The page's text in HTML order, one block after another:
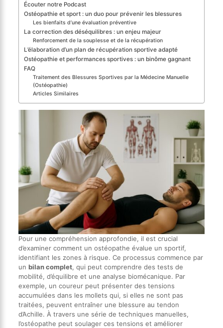
Écouter notre Podcast
Ostéopathie et sport : un duo pour prévenir les blessures
Les bienfaits d’une évaluation préventive
La correction des déséquilibres : un enjeu majeur
Renforcement de la souplesse et de la récupération
L’élaboration d’un plan de récupération sportive adapté
Ostéopathie et performances sportives : un binôme gagnant
FAQ
Traitement des Blessures Sportives par la Médecine Manuelle
(Ostéopathie)
Articles Similaires
Pour une compréhension approfondie, il est crucial
d’examiner comment un ostéopathe évalue un sportif,
identifiant les zones à risque. Ce processus commence par
un bilan complet, qui peut comprendre des tests de
mobilité, d’équilibre et une analyse biomécanique. Par
exemple, un coureur peut présenter des tensions
accumulées dans les mollets qui, si elles ne sont pas
traitées, peuvent entraîner une blessure au tendon
d’Achille. À travers une série de techniques manuelles,
l’ostéopathe peut soulager ces tensions et améliorer